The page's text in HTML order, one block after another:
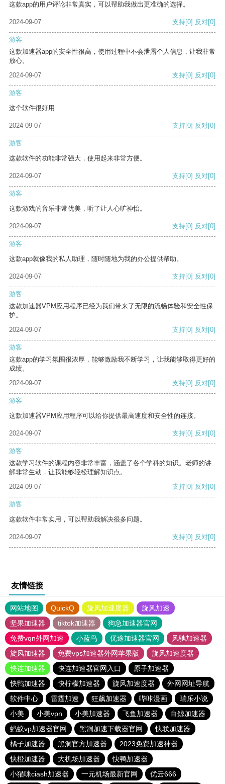
这款app的用户评论非常真实，可以帮助我做出更准确的选择。
2024-09-07 支持[0] 反对[0]
游客
这款加速器app的安全性很高，使用过程中不会泄露个人信息，让我非常
放心。
2024-09-07
支持[0] 反对[0]
游客
这个软件很好用
2024-09-07 支持[0] 反对[0]
游客
这款软件的功能非常强大，使用起来非常方便。
2024-09-07 支持[0] 反对[0]
游客
这款游戏的音乐非常优美，听了让人心旷神怡。
2024-09-07 支持[0] 反对[0]
游客
这款app就像我的私人助理，随时随地为我的办公提供帮助。
2024-09-07 支持[0] 反对[0]
游客
这款加速器VPM应用程序已经为我们带来了无限的流畅体验和安全性保
护。
2024-09-07
支持[0] 反对[0]
游客
这款app的学习氛围很浓厚，能够激励我不断学习，让我能够取得更好的
成绩。
2024-09-07
支持[0] 反对[0]
游客
这款加速器VPM应用程序可以给你提供最高速度和安全性的连接。
2024-09-07 支持[0] 反对[0]
游客
这款学习软件的课程内容非常丰富，涵盖了各个学科的知识。老师的讲
解非常生动，让我能够轻松理解知识点。
2024-09-07
支持[0] 反对[0]
游客
这款软件非常实用，可以帮助我解决很多问题。
2024-09-07 支持[0] 反对[0]
友情链接
网站地图 QuickQ 旋风加速度器
旋风加速
坚果加速器
tiktok加速器
狗急加速器官网
免费vqn外网加速
小蓝鸟 优途加速器官网
风驰加速器
旋风加速器
免费vps加速器外网苹果版
旋风加速度器
快连加速器
快连加速器官网入口
原子加速器
快鸭加速器
快柠檬加速器 旋风加速度器
外网网址导航
软件中心
雷霆加速 狂飙加速器 哔咔漫画
瑞乐小说
小美
小美vpn 小美加速器 飞鱼加速器
白鲸加速器
蚂蚁vp加速器官网
黑洞加速下载器官网
快联加速器
橘子加速器
黑洞官方加速器
2023免费加速神器
快橙加速器
大机场加速器
快鸭加速器
小猫咪ciash加速器
一元机场最新官网 优云666